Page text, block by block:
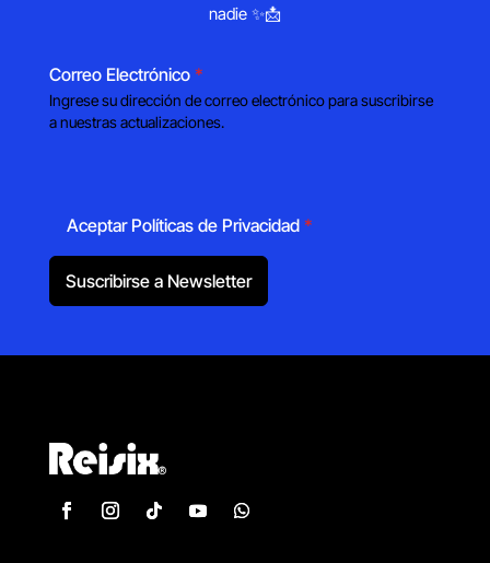
nadie ✨📩
Correo Electrónico *
Ingrese su dirección de correo electrónico para suscribirse
a nuestras actualizaciones.
Aceptar Políticas de Privacidad *
Suscribirse a Newsletter